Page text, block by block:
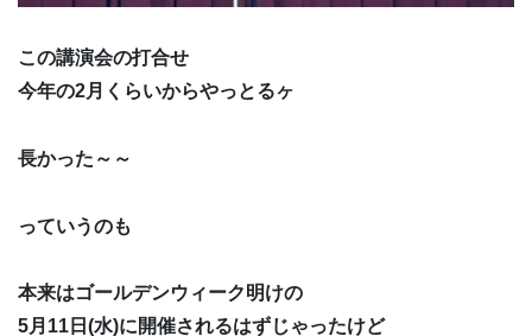
この講演会の打合せ
今年の2月くらいからやっとるヶ
長かった～～
っていうのも
本来はゴールデンウィーク明けの
5月11日(水)に開催されるはずじゃったけど